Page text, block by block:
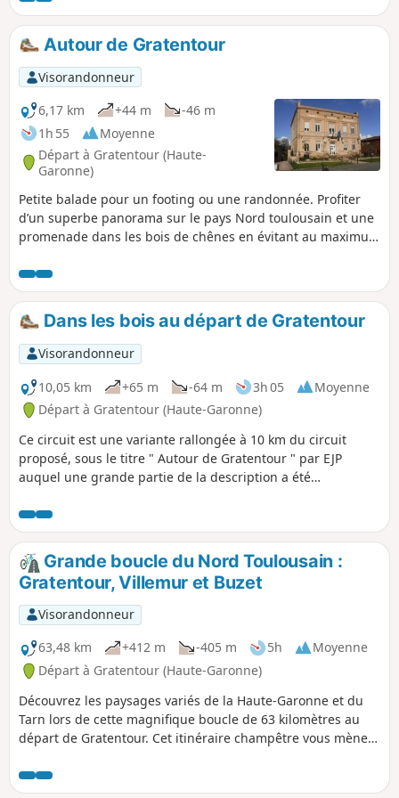
Autour de Gratentour
Visorandonneur
6,17 km
+44 m
-46 m
1h 55
Moyenne
Départ à Gratentour (Haute-
Garonne)
Petite balade pour un footing ou une randonnée. Profiter
d’un superbe panorama sur le pays Nord toulousain et une
promenade dans les bois de chênes en évitant au maximum
Dans les bois au départ de Gratentour
Visorandonneur
10,05 km
+65 m -64 m 3h 05
Moyenne
Départ à Gratentour (Haute-Garonne)
Ce circuit est une variante rallongée à 10 km du circuit
proposé, sous le titre " Autour de Gratentour " par EJP
auquel une grande partie de la description a été
Grande boucle du Nord Toulousain :
Gratentour, Villemur et Buzet
Visorandonneur
63,48 km
+412 m -405 m 5h
Moyenne
Départ à Gratentour (Haute-Garonne)
Découvrez les paysages variés de la Haute-Garonne et du
Tarn lors de cette magnifique boucle de 63 kilomètres au
départ de Gratentour. Cet itinéraire champêtre vous mènera
jusqu'à la cité historique de Villemur-sur-Tarn, avant de
redescendre par le secteur verdoyant de Buzet-sur-Tarn.